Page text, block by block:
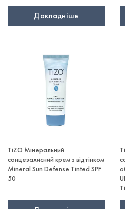
Докладніше
TiZO Мінеральний
сонцезахисний крем з відтінком
Mineral Sun Defense Tinted SPF
50